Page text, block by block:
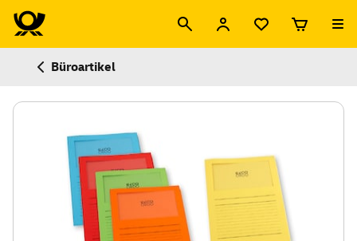
Büroartikel